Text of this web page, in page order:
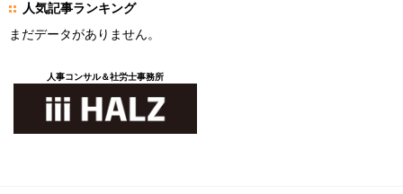
人気記事ランキング
まだデータがありません。
人事コンサル＆社労士事務所